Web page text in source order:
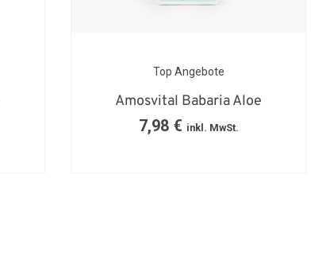
Top Angebote
Amosvital Babaria Aloe
7,98 € inkl. MwSt.